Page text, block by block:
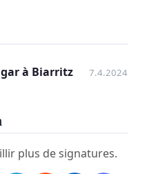
à Biarritz 7.4.2024
plus de signatures.